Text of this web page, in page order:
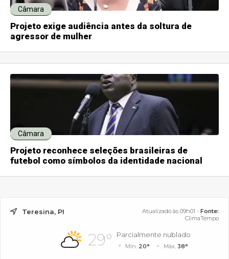
Câmara
Projeto exige audiência antes da soltura de
agressor de mulher
Câmara
Projeto reconhece seleções brasileiras de
futebol como símbolos da identidade nacional
Teresina, PI Atualizado às 09h01 - Fonte:
ClimaTempo
29° Parcialmente nublado
Mín. 20° Máx. 38°